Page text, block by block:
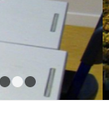
2